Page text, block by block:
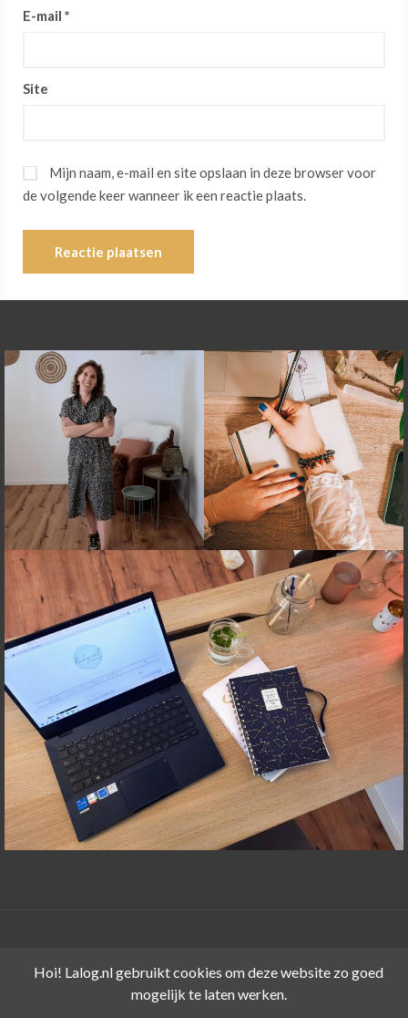
E-mail *
Site
Mijn naam, e-mail en site opslaan in deze browser voor
de volgende keer wanneer ik een reactie plaats.
Hoi! Lalog.nl gebruikt cookies om deze website zo goed
mogelijk te laten werken.